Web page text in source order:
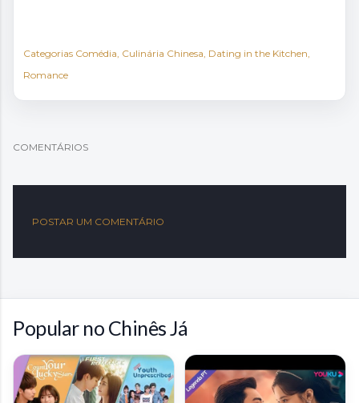
Categorias Comédia Culinária Chinesa Dating in the Kitchen
Romance
COMENTÁRIOS
POSTAR UM COMENTÁRIO
Popular no Chinês Já